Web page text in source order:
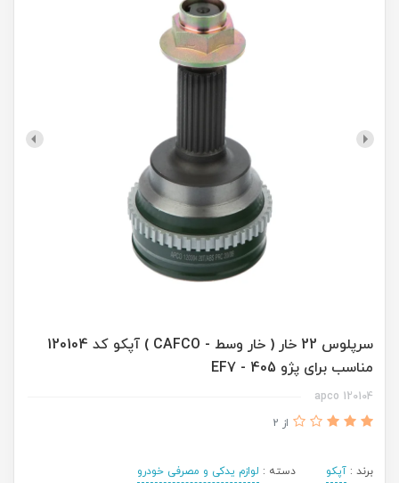
سرپلوس 22 خار ( خار وسط - CAFCO ) آپکو کد 120104
مناسب برای پژو 405 - EF7
120104 apco
از 2
برند : آپکو دسته : لوازم یدکی و مصرفی خودرو